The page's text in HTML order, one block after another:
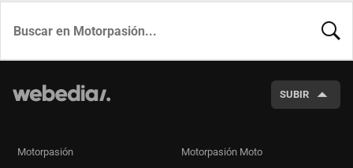
SUBIR
Motorpasión Motorpasión Moto